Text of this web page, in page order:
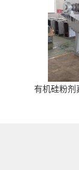
有机硅粉剂